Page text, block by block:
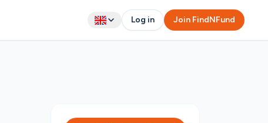
Log in Join FindNFund